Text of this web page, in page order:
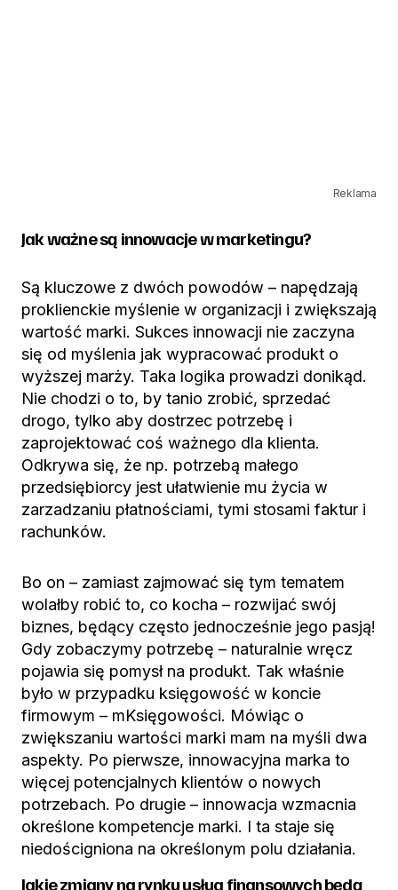
Reklama
Jak ważne są innowacje w marketingu?
Są kluczowe z dwóch powodów – napędzają
proklienckie myślenie w organizacji i zwiększają
wartość marki. Sukces innowacji nie zaczyna
się od myślenia jak wypracować produkt o
wyższej marży. Taka logika prowadzi donikąd.
Nie chodzi o to, by tanio zrobić, sprzedać
drogo, tylko aby dostrzec potrzebę i
zaprojektować coś ważnego dla klienta.
Odkrywa się, że np. potrzebą małego
przedsiębiorcy jest ułatwienie mu życia w
zarzadzaniu płatnościami, tymi stosami faktur i
rachunków.
Bo on – zamiast zajmować się tym tematem
wolałby robić to, co kocha – rozwijać swój
biznes, będący często jednocześnie jego pasją!
Gdy zobaczymy potrzebę – naturalnie wręcz
pojawia się pomysł na produkt. Tak właśnie
było w przypadku księgowość w koncie
firmowym – mKsięgowości. Mówiąc o
zwiększaniu wartości marki mam na myśli dwa
aspekty. Po pierwsze, innowacyjna marka to
więcej potencjalnych klientów o nowych
potrzebach. Po drugie – innowacja wzmacnia
określone kompetencje marki. I ta staje się
niedościgniona na określonym polu działania.
Jakie zmiany na rynku usług finansowych będą